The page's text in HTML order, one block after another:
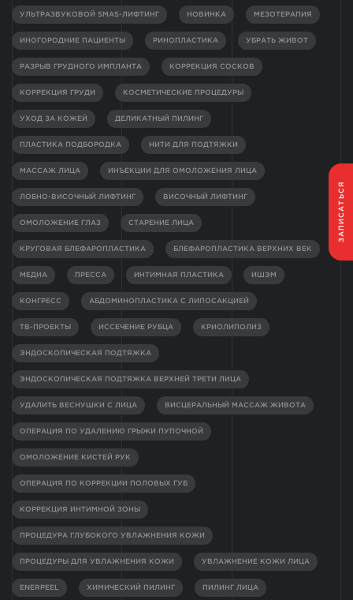
ЗАПИСАТЬСЯ
УЛЬТРАЗВУКОВОЙ SMAS-ЛИФТИНГ НОВИНКА МЕЗОТЕРАПИЯ
ИНОГОРОДНИЕ ПАЦИЕНТЫ РИНОПЛАСТИКА УБРАТЬ ЖИВОТ
РАЗРЫВ ГРУДНОГО ИМПЛАНТА КОРРЕКЦИЯ СОСКОВ
КОРРЕКЦИЯ ГРУДИ КОСМЕТИЧЕСКИЕ ПРОЦЕДУРЫ
УХОД ЗА КОЖЕЙ ДЕЛИКАТНЫЙ ПИЛИНГ
ПЛАСТИКА ПОДБОРОДКА НИТИ ДЛЯ ПОДТЯЖКИ
МАССАЖ ЛИЦА ИНЪЕКЦИИ ДЛЯ ОМОЛОЖЕНИЯ ЛИЦА
ЛОБНО-ВИСОЧНЫЙ ЛИФТИНГ ВИСОЧНЫЙ ЛИФТИНГ
ОМОЛОЖЕНИЕ ГЛАЗ СТАРЕНИЕ ЛИЦА
КРУГОВАЯ БЛЕФАРОПЛАСТИКА БЛЕФАРОПЛАСТИКА ВЕРХНИХ ВЕК
МЕДИА ПРЕССА ИНТИМНАЯ ПЛАСТИКА ИШЭМ
КОНГРЕСС АБДОМИНОПЛАСТИКА С ЛИПОСАКЦИЕЙ
ТВ-ПРОЕКТЫ ИССЕЧЕНИЕ РУБЦА КРИОЛИПОЛИЗ
ЭНДОСКОПИЧЕСКАЯ ПОДТЯЖКА
ЭНДОСКОПИЧЕСКАЯ ПОДТЯЖКА ВЕРХНЕЙ ТРЕТИ ЛИЦА
УДАЛИТЬ ВЕСНУШКИ С ЛИЦА ВИСЦЕРАЛЬНЫЙ МАССАЖ ЖИВОТА
ОПЕРАЦИЯ ПО УДАЛЕНИЮ ГРЫЖИ ПУПОЧНОЙ
ОМОЛОЖЕНИЕ КИСТЕЙ РУК
ОПЕРАЦИЯ ПО КОРРЕКЦИИ ПОЛОВЫХ ГУБ
КОРРЕКЦИЯ ИНТИМНОЙ ЗОНЫ
ПРОЦЕДУРА ГЛУБОКОГО УВЛАЖНЕНИЯ КОЖИ
ПРОЦЕДУРЫ ДЛЯ УВЛАЖНЕНИЯ КОЖИ УВЛАЖНЕНИЕ КОЖИ ЛИЦА
ENERPEEL ХИМИЧЕСКИЙ ПИЛИНГ ПИЛИНГ ЛИЦА